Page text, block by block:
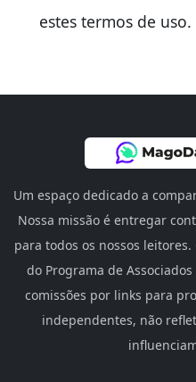
estes termos de uso.
Um espaço dedicado a
Nossa missão é entregar
para todos os nossos
do Programa de
comissões por links para
independentes, não